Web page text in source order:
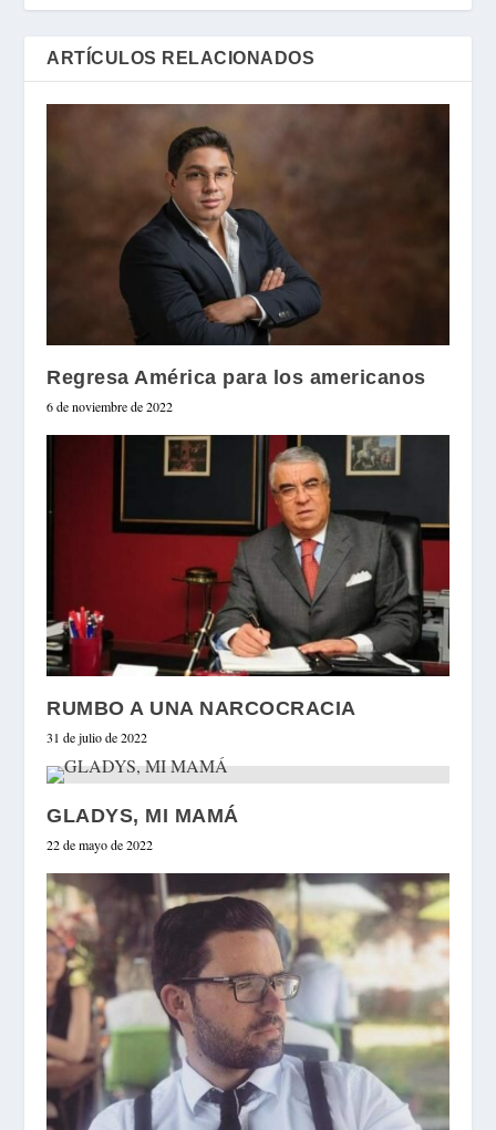
ARTÍCULOS RELACIONADOS
Regresa América para los americanos
6 de noviembre de 2022
RUMBO A UNA NARCOCRACIA
31 de julio de 2022
GLADYS, MI MAMÁ
22 de mayo de 2022